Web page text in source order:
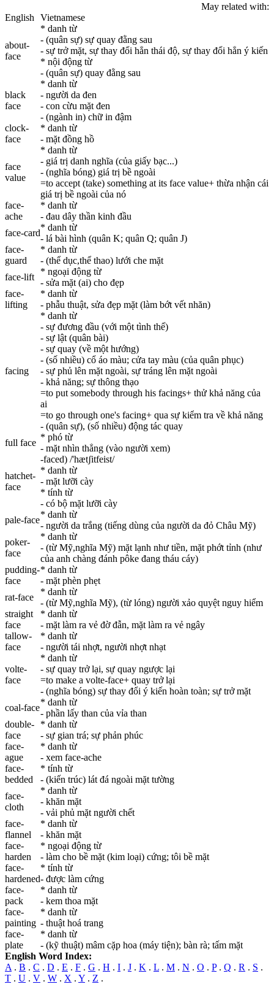
May related with:
English
Vietnamese
about-
face
* danh từ
- (quân sự) sự quay đằng sau
- sự trở mặt, sự thay đổi hẳn thái độ, sự thay đổi hẳn ý kiến
* nội động từ
- (quân sự) quay đằng sau
black
face
* danh từ
- người da đen
- con cừu mặt đen
- (ngành in) chữ in đậm
clock-
face
* danh từ
- mặt đồng hồ
face
value
* danh từ
- giá trị danh nghĩa (của giấy bạc...)
- (nghĩa bóng) giá trị bề ngoài
=to accept (take) something at its face value+ thừa nhận cái
giá trị bề ngoài của nó
face-
ache
* danh từ
- đau dây thần kinh đầu
face-card
* danh từ
- lá bài hình (quân K; quân Q; quân J)
face-
guard
* danh từ
- (thể dục,thể thao) lưới che mặt
face-lift
* ngoại động từ
- sửa mặt (ai) cho đẹp
face-
lifting
* danh từ
- phẫu thuật, sửa đẹp mặt (làm bớt vết nhăn)
facing
* danh từ
- sự đương đầu (với một tình thế)
- sự lật (quân bài)
- sự quay (về một hướng)
- (số nhiều) cổ áo màu; cửa tay màu (của quân phục)
- sự phủ lên mặt ngoài, sự tráng lên mặt ngoài
- khả năng; sự thông thạo
=to put somebody through his facings+ thử khả năng của
ai
=to go through one's facing+ qua sự kiểm tra về khả năng
- (quân sự), (số nhiều) động tác quay
full face
* phó từ
- mặt nhìn thẳng (vào người xem)
hatchet-
face
-faced) /'hætʃitfeist/
* danh từ
- mặt lưỡi cày
* tính từ
- có bộ mặt lưỡi cày
pale-face
* danh từ
- người da trắng (tiếng dùng của người da đỏ Châu Mỹ)
poker-
face
* danh từ
- (từ Mỹ,nghĩa Mỹ) mặt lạnh như tiền, mặt phớt tỉnh (như
của anh chàng đánh pôke đang tháu cáy)
pudding-
face
* danh từ
- mặt phèn phẹt
rat-face
* danh từ
- (từ Mỹ,nghĩa Mỹ), (từ lóng) người xảo quyệt nguy hiểm
straight
face
* danh từ
- mặt làm ra vẻ đờ đẫn, mặt làm ra vẻ ngây
tallow-
face
* danh từ
- người tái nhợt, người nhợt nhạt
volte-
face
* danh từ
- sự quay trở lại, sự quay ngược lại
=to make a volte-face+ quay trở lại
- (nghĩa bóng) sự thay đổi ý kiến hoàn toàn; sự trở mặt
coal-face
* danh từ
- phần lấy than của vỉa than
double-
face
* danh từ
- sự gian trá; sự phản phúc
face-
ague
* danh từ
- xem face-ache
face-
bedded
* tính từ
- (kiến trúc) lát đá ngoài mặt tường
face-
cloth
* danh từ
- khăn mặt
- vải phủ mặt người chết
face-
flannel
* danh từ
- khăn mặt
face-
harden
* ngoại động từ
- làm cho bề mặt (kim loại) cứng; tôi bề mặt
face-
hardened
* tính từ
- được làm cứng
face-
pack
* danh từ
- kem thoa mặt
face-
painting
* danh từ
- thuật hoá trang
face-
plate
* danh từ
- (kỹ thuật) mâm cặp hoa (máy tiện); bàn rà; tấm mặt
English Word Index:
A . B . C . D . E . F . G . H . I . J . K . L . M . N . O . P. Q . R . S .
T . U . V . W . X . Y . Z .